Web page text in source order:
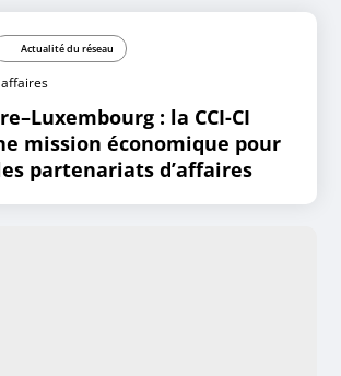
Actualité du réseau
: la CCI-CI
mission économique pour
partenariats d’affaires